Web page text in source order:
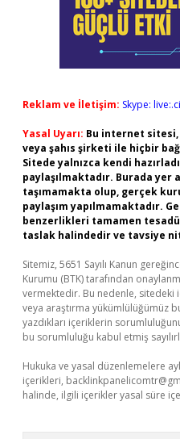
Reklam ve İletişim: Skype:
Yasal Uyarı: Bu internet
veya şahıs şirketi ile hiçbir
Sitede yalnızca kendi
paylaşılmaktadır. Burada
taşımamakta olup, gerçek
paylaşım yapılmamaktadır.
benzerlikleri tamamen
taslak halindedir ve tavsiye
Sitemiz, 5651 Sayılı Kanun
Kurumu (BTK) tarafından
vermektedir. Bu nedenle,
veya araştırma yükümlülüğümüz
yazdıkları içeriklerin
bu sorumluluğu kabul etmiş
Hukuka ve yasal düzenlemelere
içerikleri,
halinde, ilgili içerikler yasal süre